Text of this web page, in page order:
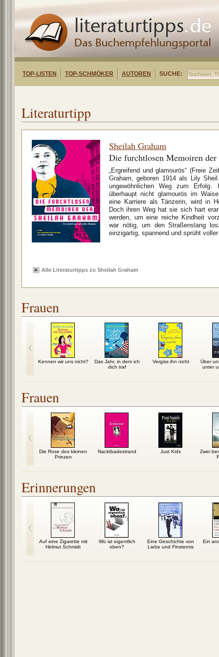
TOP-LISTEN TOP-SCHMÖKER AUTOREN SUCHE:
Literaturtipp
Sheilah Graham
Die furchtlosen Memoiren der
„Ergreifend und glamourös“ (Freie
Graham, geboren 1914 als Lily
ungewöhnlichen Weg zum
überhaupt nicht glamourös im
eine Karriere als Tänzerin, wird in
Doch ihren Weg hat sie sich hart
werden, um eine reiche Kindheit
war nötig, um den Straßenslang
einzigartig, spannend und sprüht
Alle Literaturtipps zu Sheilah Graham
Frauen
Kennen wir uns nicht?
Das Jahr, in dem ich
dich traf
Vergiss ihn nicht
Über
unter
Frauen
Die Rose des kleinen
Prinzen
Nacktbadestrand Just Kids
Zwei
Erinnerungen
Auf eine Zigarette mit
Helmut Schmidt
Wo ist eigentlich
oben?
Eine Geschichte von
Liebe und Finsternis
Ein